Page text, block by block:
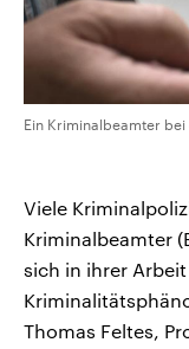
Ein Kriminalbeamter
Viele
Kriminalbeamter
sich in ihrer
Thomas Feltes,